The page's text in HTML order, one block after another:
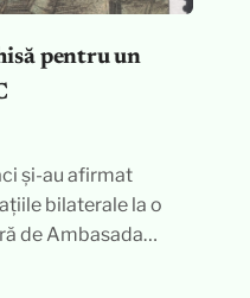
pentru un
și-au afirmat
bilaterale la o
de Ambasada…